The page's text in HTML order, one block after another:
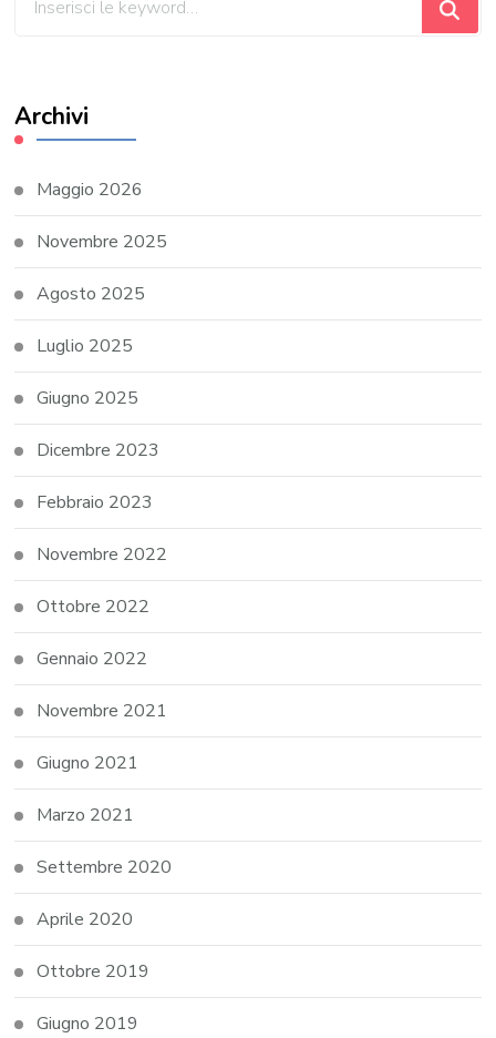
Archivi
Maggio 2026
Novembre 2025
Agosto 2025
Luglio 2025
Giugno 2025
Dicembre 2023
Febbraio 2023
Novembre 2022
Ottobre 2022
Gennaio 2022
Novembre 2021
Giugno 2021
Marzo 2021
Settembre 2020
Aprile 2020
Ottobre 2019
Giugno 2019